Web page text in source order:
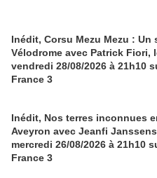
Inédit, Corsu Mezu Mezu : Un
Vélodrome avec Patrick Fiori,
vendredi 28/08/2026 à 21h10
France 3
Inédit, Nos terres inconnues
Aveyron avec Jeanfi
mercredi 26/08/2026 à 21h10
France 3